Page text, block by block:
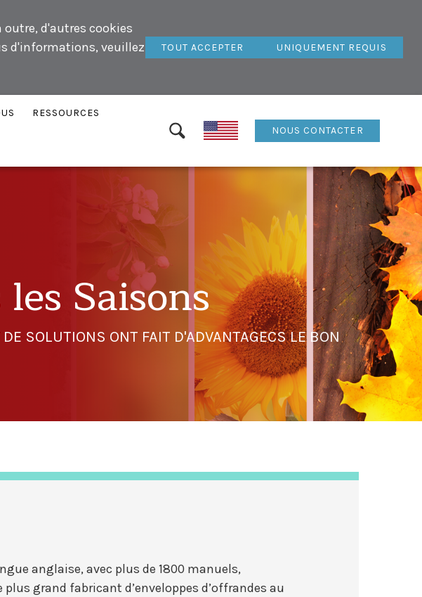
d'autres cookies
d'informations, veuillez
TOUT ACCEPTER UNIQUEMENT REQUIS
RESSOURCES
NOUS CONTACTER
Saisons
SOLUTIONS ONT FAIT D'ADVANTAGECS LE BON
anglaise, avec plus de 1800 manuels,
grand fabricant d’enveloppes d’offrandes au